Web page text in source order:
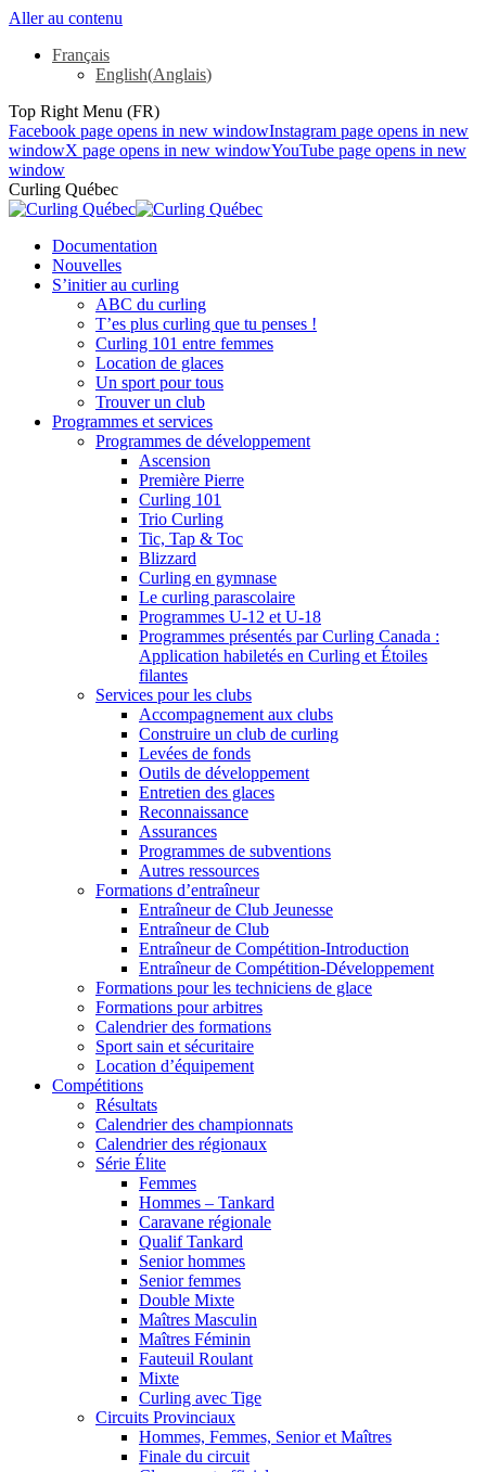
Aller au contenu
Français
English(Anglais)
Top Right Menu (FR)
Facebook page opens in new windowInstagram page opens in new
windowX page opens in new windowYouTube page opens in new
window
Curling Québec
Documentation
Nouvelles
S’initier au curling
ABC du curling
T’es plus curling que tu penses !
Curling 101 entre femmes
Location de glaces
Un sport pour tous
Trouver un club
Programmes et services
Programmes de développement
Ascension
Première Pierre
Curling 101
Trio Curling
Tic, Tap & Toc
Blizzard
Curling en gymnase
Le curling parascolaire
Programmes U-12 et U-18
Programmes présentés par Curling Canada :
Application habiletés en Curling et Étoiles
filantes
Services pour les clubs
Accompagnement aux clubs
Construire un club de curling
Levées de fonds
Outils de développement
Entretien des glaces
Reconnaissance
Assurances
Programmes de subventions
Autres ressources
Formations d’entraîneur
Entraîneur de Club Jeunesse
Entraîneur de Club
Entraîneur de Compétition-Introduction
Entraîneur de Compétition-Développement
Formations pour les techniciens de glace
Formations pour arbitres
Calendrier des formations
Sport sain et sécuritaire
Location d’équipement
Compétitions
Résultats
Calendrier des championnats
Calendrier des régionaux
Série Élite
Femmes
Hommes – Tankard
Caravane régionale
Qualif Tankard
Senior hommes
Senior femmes
Double Mixte
Maîtres Masculin
Maîtres Féminin
Fauteuil Roulant
Mixte
Curling avec Tige
Circuits Provinciaux
Hommes, Femmes, Senior et Maîtres
Finale du circuit